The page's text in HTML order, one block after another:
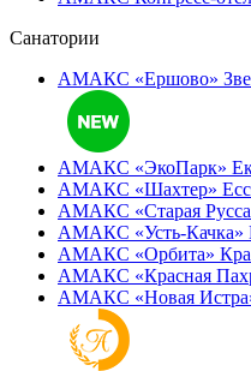
Санатории
АМАКС «Ершово»
АМАКС «ЭкоПарк»
АМАКС «‎Шахтер»
АМАКС «‎Старая
АМАКС «‎Усть-Качка»
АМАКС «‎Орбита»
АМАКС «‎Красная
АМАКС «‎Новая